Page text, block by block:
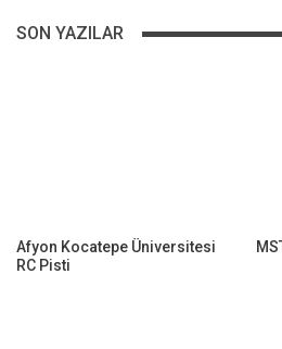
SON YAZILAR
Afyon Kocatepe Üniversitesi
RC Pisti